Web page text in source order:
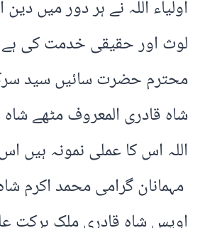
اولیاء اللہ نے ہر دور میں
لوث اور حقیقی خدمت کی ہے
محترم حضرت سائیں سید
شاہ قادری المعروف مٹھے
اللہ اس کا عملی نمونہ ہیں
مہمانان گرامی محمد اکرم